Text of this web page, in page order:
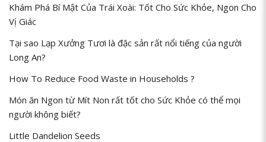
Khám Phá Bí Mật Của Trái Xoài: Tốt Cho Sức Khỏe, Ngon Cho
Vị Giác
Tại sao Lạp Xưởng Tươi là đặc sản rất nổi tiếng của người
Long An?
How To Reduce Food Waste in Households ?
Món ăn Ngon từ Mít Non rất tốt cho Sức Khỏe có thể mọi
người không biết?
Little Dandelion Seeds